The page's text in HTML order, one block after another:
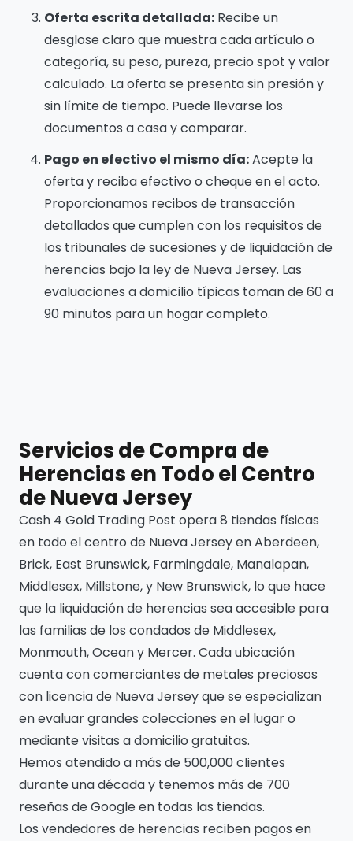
Oferta escrita detallada: Recibe un
desglose claro que muestra cada artículo o
categoría, su peso, pureza, precio spot y valor
calculado. La oferta se presenta sin presión y
sin límite de tiempo. Puede llevarse los
documentos a casa y comparar.
Pago en efectivo el mismo día:Acepte la
oferta y reciba efectivo o cheque en el acto.
Proporcionamos recibos de transacción
detallados que cumplen con los requisitos de
los tribunales de sucesiones y de liquidación de
herencias bajo la ley de Nueva Jersey. Las
evaluaciones a domicilio típicas toman de 60 a
90 minutos para un hogar completo.
Servicios de Compra de
Herencias en Todo el Centro
de Nueva Jersey
Cash 4 Gold Trading Post opera 8 tiendas físicas
en todo el centro de Nueva Jersey en Aberdeen,
Brick, East Brunswick, Farmingdale, Manalapan,
Middlesex, Millstone, y New Brunswick, lo que hace
que la liquidación de herencias sea accesible para
las familias de los condados de Middlesex,
Monmouth, Ocean y Mercer. Cada ubicación
cuenta con comerciantes de metales preciosos
con licencia de Nueva Jersey que se especializan
en evaluar grandes colecciones en el lugar o
mediante visitas a domicilio gratuitas.
Hemos atendido a más de 500,000 clientes
durante una década y tenemos más de 700
reseñas de Google en todas las tiendas.
Los vendedores de herencias reciben pagos en